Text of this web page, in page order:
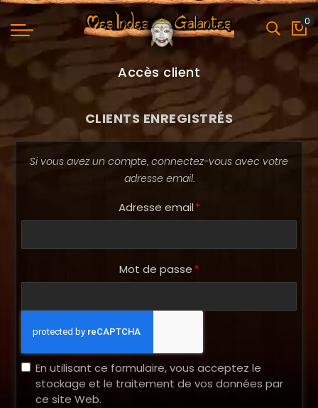
0
Accès client
CLIENTS ENREGISTRÉS
Si vous avez un compte, connectez-vous avec votre
adresse email.
Adresse email
Mot de passe
En utilisant ce formulaire, vous acceptez le
stockage et le traitement de vos données par
ce site Web.